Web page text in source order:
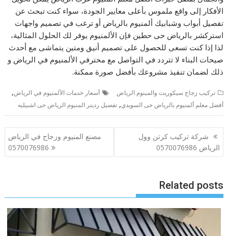
الأفكار إلى واقع ملموس بأعلى معايير الجودة، سواء كنت تبحث عن
تفصيل أبواب وشبابيك ألمنيوم بالرياض أو ترغب في تصميم واجهات
استركشر بالرياض حى حطين فإن الألمنيوم يوفر لك الحلول المثالية،
لذا إذا كنت تسعى للحصول على تصميم أنيق ومتين يتماشى مع أحدث
صيحات البناء لا تتردد في التواصل مع محترفي الألمنيوم في الرياض و
ذلك لضمان تنفيذ مشروعك بأفضل صورة ممكنة.
تركيب زجاج سيكوريت والمينوم الرياض أسعار خدمات الألمنيوم في الرياض,
أفضل معلم ألمنيوم بالرياض حى السويدي,تفصيل رديتر المنيوم الرياض حى اشبيليه
تصفّح
المقالات
شركة تركيب كرتن وول
الرياض 0570076986
مصنع المنيوم وزجاج في الرياض
0570076986
Related posts